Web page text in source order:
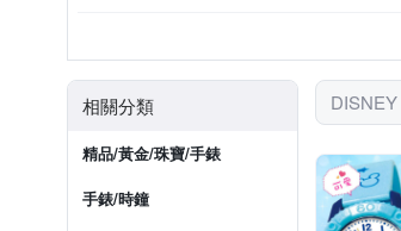
相關分類
精品/黃金/珠寶/手錶
手錶/時鐘